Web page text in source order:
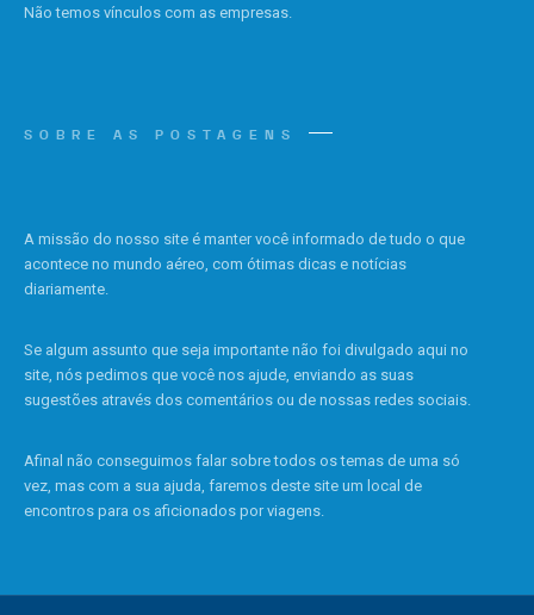
Não temos vínculos com as empresas.
SOBRE AS POSTAGENS
A missão do nosso site é manter você informado de tudo o que
acontece no mundo aéreo, com ótimas dicas e notícias
diariamente.
Se algum assunto que seja importante não foi divulgado aqui no
site, nós pedimos que você nos ajude, enviando as suas
sugestões através dos comentários ou de nossas redes sociais.
Afinal não conseguimos falar sobre todos os temas de uma só
vez, mas com a sua ajuda, faremos deste site um local de
encontros para os aficionados por viagens.